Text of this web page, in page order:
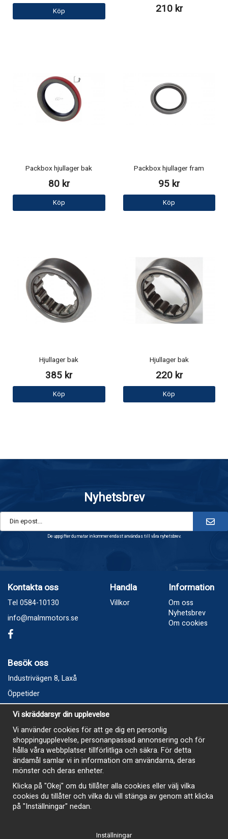
Köp 210 kr
Packbox hjullager bak
80 kr
Köp
Packbox hjullager fram
95 kr
Köp
Hjullager bak
385 kr
Köp
Hjullager bak
220 kr
Köp
Nyhetsbrev
De uppgifter du matar in kommer endast användas till våra nyhetsbrev.
Kontakta oss
Tel 0584-10130
info@malmmotors.se
Handla
Villkor
Information
Om oss
Nyhetsbrev
Om cookies
Besök oss
Industrivägen 8, Laxå
Öppetider
Vecka 32
Måndag kl 9-12, kl 13 - 15
Onsdag kl 9-12, kl 13 - 15
Tisdag, Tordag och Fredag stängt
E-Handelsbutiken är öppen och paket skickas hela
sommaren
Vi skräddarsyr din upplevelse
Vi använder cookies för att ge dig en personlig
shoppingupplevelse, personanpassad annonsering och för
hålla våra webbplatser tillförlitliga och säkra. För detta
ändamål samlar vi in information om användarna, deras
mönster och deras enheter.
Klicka på "Okej" om du tillåter alla cookies eller välj vilka
cookies du tillåter och vilka du vill stänga av genom att klicka
på "Inställningar" nedan.
Inställningar